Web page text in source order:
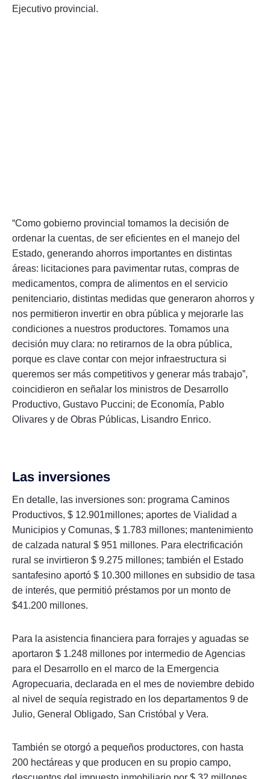
Ejecutivo provincial.
“Como gobierno provincial tomamos la decisión de
ordenar la cuentas, de ser eficientes en el manejo del
Estado, generando ahorros importantes en distintas
áreas: licitaciones para pavimentar rutas, compras de
medicamentos, compra de alimentos en el servicio
penitenciario, distintas medidas que generaron ahorros y
nos permitieron invertir en obra pública y mejorarle las
condiciones a nuestros productores. Tomamos una
decisión muy clara: no retirarnos de la obra pública,
porque es clave contar con mejor infraestructura si
queremos ser más competitivos y generar más trabajo”,
coincidieron en señalar los ministros de Desarrollo
Productivo, Gustavo Puccini; de Economía, Pablo
Olivares y de Obras Públicas, Lisandro Enrico.
Las inversiones
En detalle, las inversiones son: programa Caminos
Productivos, $ 12.901millones; aportes de Vialidad a
Municipios y Comunas, $ 1.783 millones; mantenimiento
de calzada natural $ 951 millones. Para electrificación
rural se invirtieron $ 9.275 millones; también el Estado
santafesino aportó $ 10.300 millones en subsidio de tasa
de interés, que permitió préstamos por un monto de
$41.200 millones.
Para la asistencia financiera para forrajes y aguadas se
aportaron $ 1.248 millones por intermedio de Agencias
para el Desarrollo en el marco de la Emergencia
Agropecuaria, declarada en el mes de noviembre debido
al nivel de sequía registrado en los departamentos 9 de
Julio, General Obligado, San Cristóbal y Vera.
También se otorgó a pequeños productores, con hasta
200 hectáreas y que producen en su propio campo,